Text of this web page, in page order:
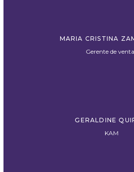
MARIA CRISTINA
Gerente de
GERALDINE
KAM